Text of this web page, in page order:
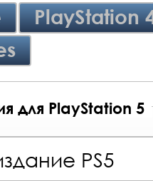
PlayStation
для PlayStation 5
PS5